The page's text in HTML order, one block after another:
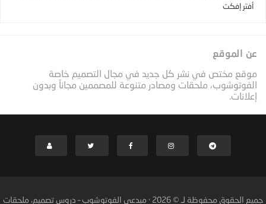
أفتر إفكت
عن الموقع
موقع مختص في نشر كل جديد في مجال التصميم خاصة
الفوتوشوب، ملحقات ومصادر متنوعة للمصممين مجاناً وبدون
إعلانات.
جميع الحقوق محفوظة لـ ©2026
· مبدعي الفوتوشوب – دروس تصميم، ملحقات